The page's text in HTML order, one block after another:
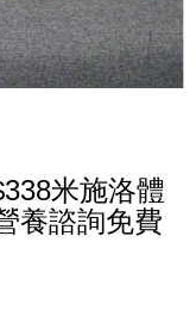
米施洛體
養諮詢免費